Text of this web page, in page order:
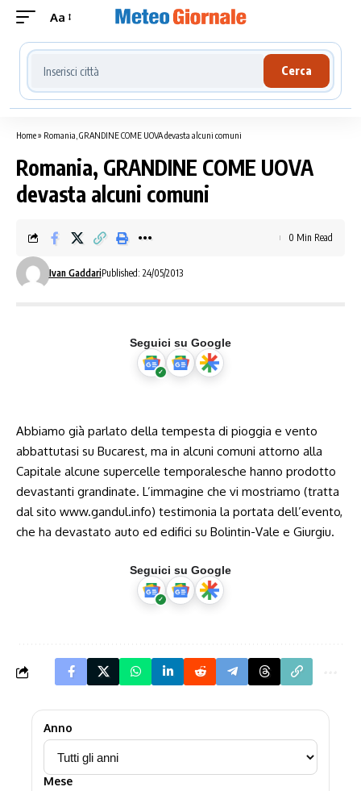
Aa
Cerca località meteo
Cerca
Home» Romania, GRANDINE COME UOVA devasta alcuni comuni
Romania, GRANDINE COME UOVA
devasta alcuni comuni
Ivan GaddariPublished: 24/05/2013
0 Min Read
Seguici su Google
Abbiamo già parlato della tempesta di pioggia e vento
abbattutasi su Bucarest, ma in alcuni comuni attorno alla
Capitale alcune supercelle temporalesche hanno prodotto
devastanti grandinate. L’immagine che vi mostriamo (tratta
dal sito www.gandul.info) testimonia la portata dell’evento,
che ha devastato auto ed edifici su Bolintin-Vale e Giurgiu.
Seguici su Google
Anno
Mese